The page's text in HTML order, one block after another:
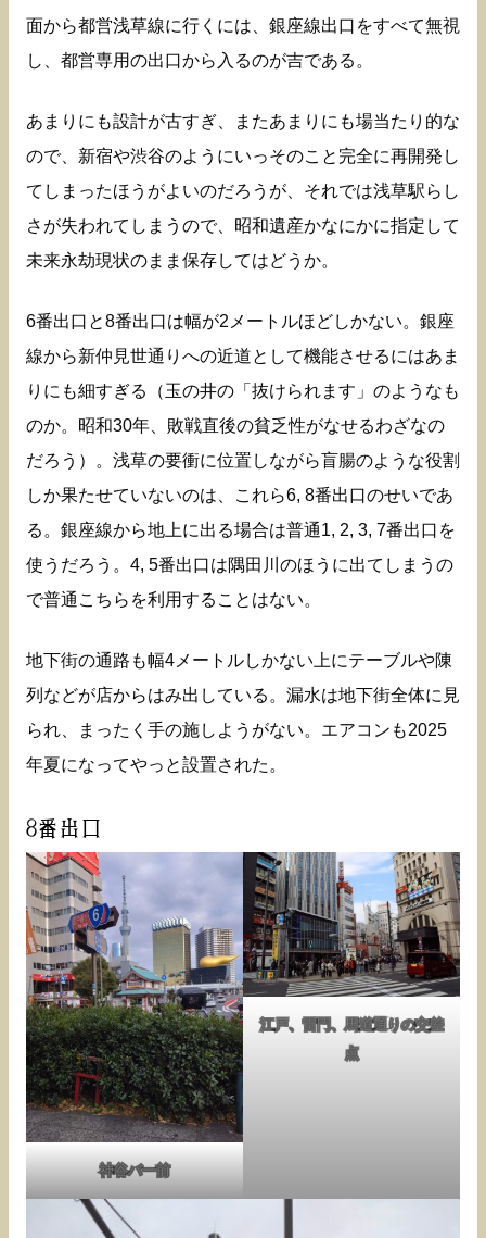
面から都営浅草線に行くには、銀座線出口をすべて無視
し、都営専用の出口から入るのが吉である。
あまりにも設計が古すぎ、またあまりにも場当たり的な
ので、新宿や渋谷のようにいっそのこと完全に再開発し
てしまったほうがよいのだろうが、それでは浅草駅らし
さが失われてしまうので、昭和遺産かなにかに指定して
未来永劫現状のまま保存してはどうか。
6番出口と8番出口は幅が2メートルほどしかない。銀座
線から新仲見世通りへの近道として機能させるにはあま
りにも細すぎる（玉の井の「抜けられます」のようなも
のか。昭和30年、敗戦直後の貧乏性がなせるわざなの
だろう）。浅草の要衝に位置しながら盲腸のような役割
しか果たせていないのは、これら6, 8番出口のせいであ
る。銀座線から地上に出る場合は普通1, 2, 3, 7番出口を
使うだろう。4, 5番出口は隅田川のほうに出てしまうの
で普通こちらを利用することはない。
地下街の通路も幅4メートルしかない上にテーブルや陳
列などが店からはみ出している。漏水は地下街全体に見
られ、まったく手の施しようがない。エアコンも2025
年夏になってやっと設置された。
8番出口
神谷バー前
江戸、雷門、馬道通りの交差
点